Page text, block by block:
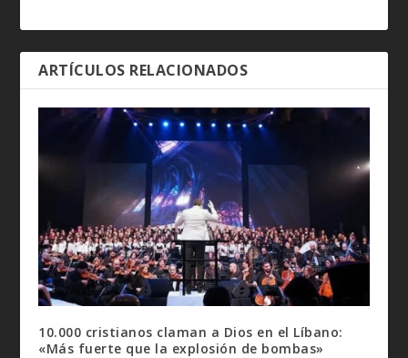
ARTÍCULOS RELACIONADOS
10.000 cristianos claman a Dios en el Líbano:
«Más fuerte que la explosión de bombas»